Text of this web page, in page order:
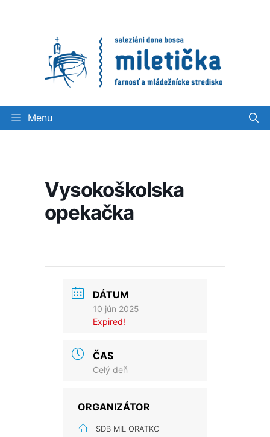
Menu
Vysokoškolska
opekačka
DÁTUM
10 jún 2025
Expired!
ČAS
Celý deň
ORGANIZÁTOR
SDB MIL ORATKO